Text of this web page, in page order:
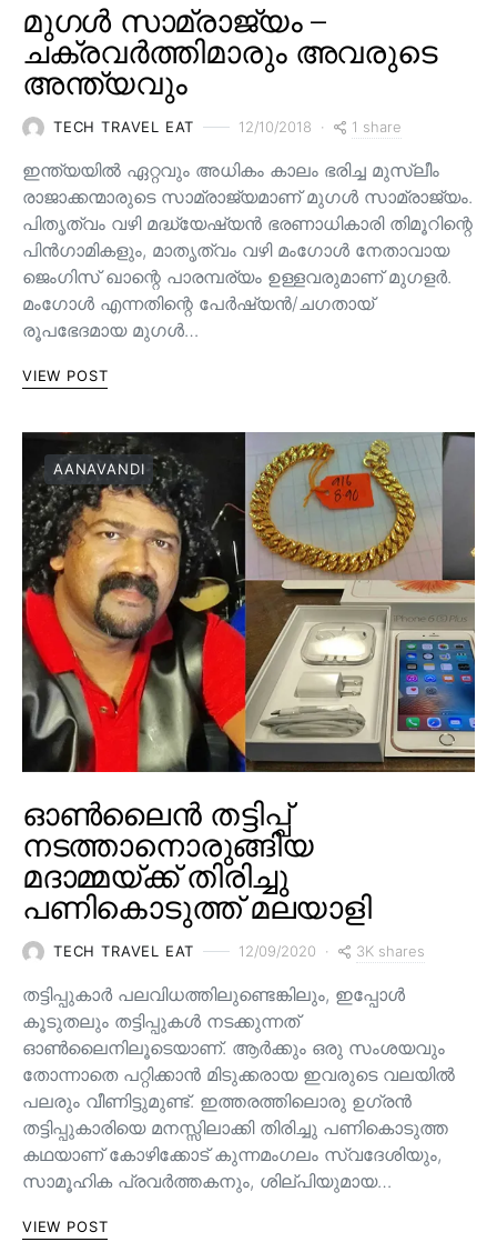
മുഗൾ സാമ്രാജ്യം –
ചക്രവർത്തിമാരും അവരുടെ
അന്ത്യവും
TECH TRAVEL EAT 12/10/2018 1 share
ഇന്ത്യയിൽ ഏറ്റവും അധികം കാലം ഭരിച്ച മുസ്ലീം
രാജാക്കന്മാരുടെ സാമ്രാജ്യമാണ് മുഗൾ സാമ്രാജ്യം.
പിതൃത്വം വഴി മദ്ധ്യേഷ്യൻ ഭരണാധികാരി തിമൂറിന്റെ
പിൻ‌ഗാമികളും, മാതൃത്വം വഴി മംഗോൾ നേതാവായ
ജെംഗിസ് ഖാന്റെ പാരമ്പര്യം ഉള്ളവരുമാണ്‌ മുഗളർ.
മംഗോൾ എന്നതിന്റെ പേർഷ്യൻ/ചഗതായ്
രൂപഭേദമായ മുഗൾ…
VIEW POST
AANAVANDI
ഓൺലൈൻ തട്ടിപ്പ്
നടത്താനൊരുങ്ങിയ
മദാമ്മയ്ക്ക് തിരിച്ചു
പണികൊടുത്ത് മലയാളി
TECH TRAVEL EAT 12/09/2020 3K shares
തട്ടിപ്പുകാർ പലവിധത്തിലുണ്ടെങ്കിലും, ഇപ്പോൾ
കൂടുതലും തട്ടിപ്പുകൾ നടക്കുന്നത്
ഓൺലൈനിലൂടെയാണ്. ആർക്കും ഒരു സംശയവും
തോന്നാതെ പറ്റിക്കാൻ മിടുക്കരായ ഇവരുടെ വലയിൽ
പലരും വീണിട്ടുമുണ്ട്. ഇത്തരത്തിലൊരു ഉഗ്രൻ
തട്ടിപ്പുകാരിയെ മനസ്സിലാക്കി തിരിച്ചു പണികൊടുത്ത
കഥയാണ് കോഴിക്കോട് കുന്നമംഗലം സ്വദേശിയും,
സാമൂഹിക പ്രവർത്തകനും, ശില്പിയുമായ…
VIEW POST